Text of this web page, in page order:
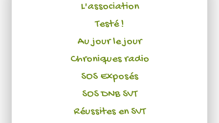
L'association
Testé !
Au jour le jour
Chroniques radio
SOS Exposés
SOS DNB SVT
Réussites en SVT